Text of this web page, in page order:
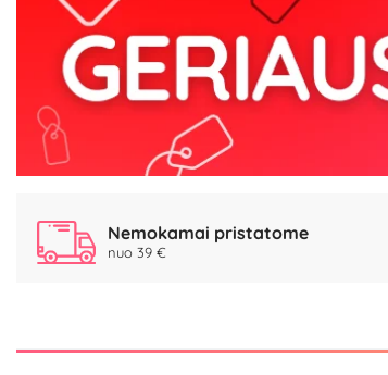
Nemokamai pristatome
nuo 39 €